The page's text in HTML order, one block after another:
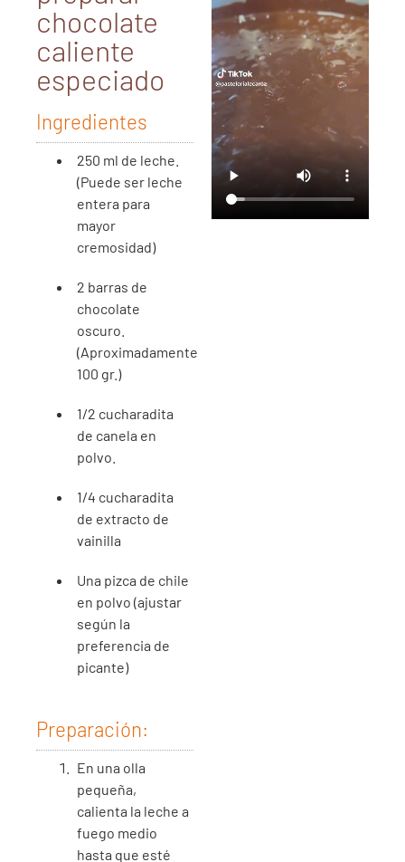
chocolate
caliente
especiado
Ingredientes
250 ml de leche.
(Puede ser leche
entera para
mayor
cremosidad)
2 barras de
chocolate
oscuro.
(Aproximadamente
100 gr.)
1/2 cucharadita
de canela en
polvo.
1/4 cucharadita
de extracto de
vainilla
Una pizca de chile
en polvo (ajustar
según la
preferencia de
picante)
Preparación:
En una olla
pequeña,
calienta la leche a
fuego medio
hasta que esté